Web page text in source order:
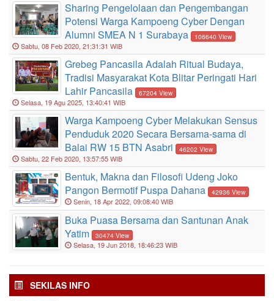
Sharing Pengelolaan dan Pengembangan
Potensi Warga Kampoeng Cyber Dengan
Alumni SMEA N 1 Surabaya
106640 View
Sabtu, 08 Feb 2020, 21:31:31 WIB
Grebeg Pancasila Adalah Ritual Budaya,
Tradisi Masyarakat Kota Blitar Peringati Hari
Lahir Pancasila
67204 View
Selasa, 19 Agu 2025, 13:40:41 WIB
Warga Kampoeng Cyber Melakukan Sensus
Penduduk 2020 Secara Bersama-sama di
Balai RW 15 BTN Asabri
46202 View
Sabtu, 22 Feb 2020, 13:57:55 WIB
Bentuk, Makna dan Filosofi Udeng Joko
Pangon Bermotif Puspa Dahana
42936 View
Senin, 18 Apr 2022, 09:08:40 WIB
Buka Puasa Bersama dan Santunan Anak
Yatim
30474 View
Selasa, 19 Jun 2018, 18:46:23 WIB
SEKILAS INFO
LAKON APIK Vol. 20
Gedog Kampoeng Art 2021
Layanan Panggilan Darurat 112